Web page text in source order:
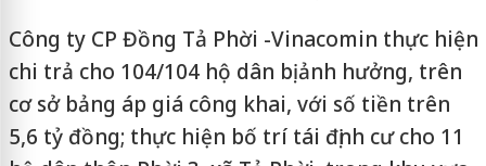
Công ty CP Đồng Tả Phời -Vinacomin thực hiện
chi trả cho 104/104 hộ dân bị ảnh hưởng, trên
cơ sở bảng áp giá công khai, với số tiền trên
5,6 tỷ đồng; thực hiện bố trí tái định cư cho 11